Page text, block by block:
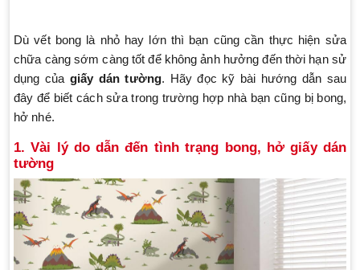
Dù vết bong là nhỏ hay lớn thì bạn cũng cần thực hiện sửa
chữa càng sớm càng tốt để không ảnh hưởng đến thời hạn sử
dụng của giấy dán tường. Hãy đọc kỹ bài hướng dẫn sau
đây để biết cách sửa trong trường hợp nhà bạn cũng bị bong,
hở nhé.
1. Vài lý do dẫn đến tình trạng bong, hở giấy dán
tường